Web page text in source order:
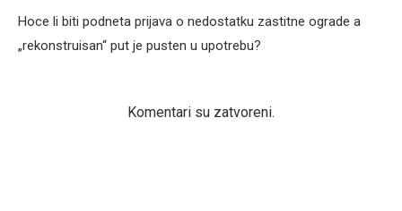
Hoce li biti podneta prijava o nedostatku zastitne ograde a
„rekonstruisan“ put je pusten u upotrebu?
Komentari su zatvoreni.